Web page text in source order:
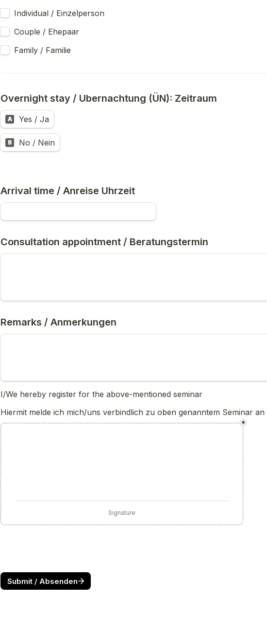
Individual / Einzelperson
Couple / Ehepaar
Family / Familie
Overnight stay / Ubernachtung (ÜN): Zeitraum
A Yes / Ja
B No / Nein
Arrival time / Anreise Uhrzeit
Consultation appointment / Beratungstermin
Remarks / Anmerkungen
I/We hereby register for the above-mentioned seminar
Hiermit melde ich mich/uns verbindlich zu oben genanntem Seminar an
Signature
*
Submit / Absenden